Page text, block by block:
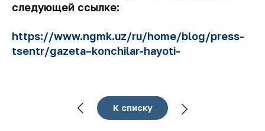
следующей ссылке:
https://www.ngmk.uz/ru/home/blog/press-
tsentr/gazeta–konchilar-hayoti-
К списку